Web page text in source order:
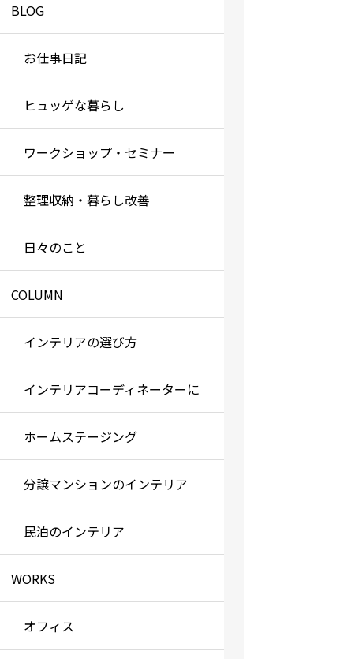
BLOG
お仕事日記
ヒュッゲな暮らし
ワークショップ・セミナー
整理収納・暮らし改善
日々のこと
COLUMN
インテリアの選び方
インテリアコーディネーターに
なるには
ホームステージング
分譲マンションのインテリア
民泊のインテリア
WORKS
オフィス